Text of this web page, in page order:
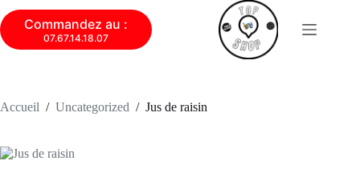
Commandez au :
07.67.14.18.07
Accueil / Uncategorized / Jus de raisin